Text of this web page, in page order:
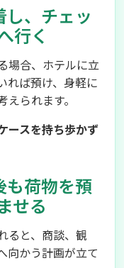
、チェッ
行く
場合、ホテルに立
れば預け、身軽に
られます。
ースを持ち歩かず
も荷物を預
せる
ると、商談、観
向かう計画が立て